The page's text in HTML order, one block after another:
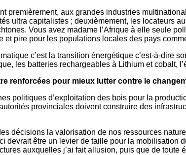
premièrement, aux grandes industries
ultra capitalistes ; deuxièmement, les locateurs
Vous avez madame l’Afrique à elle seule
pire pour les populations locales des pays
c’est la transition énergétique c’est-à-dire
les batteries rechargeables à Lithium et cobalt,
renforcées pour mieux lutter contre le
politiques d’exploitation des bois pour la
provinciales doivent construire des
décisions la valorisation de nos ressources
devrait être un levier de taille pour la
auxquelles j’ai fait allusion, puis que de